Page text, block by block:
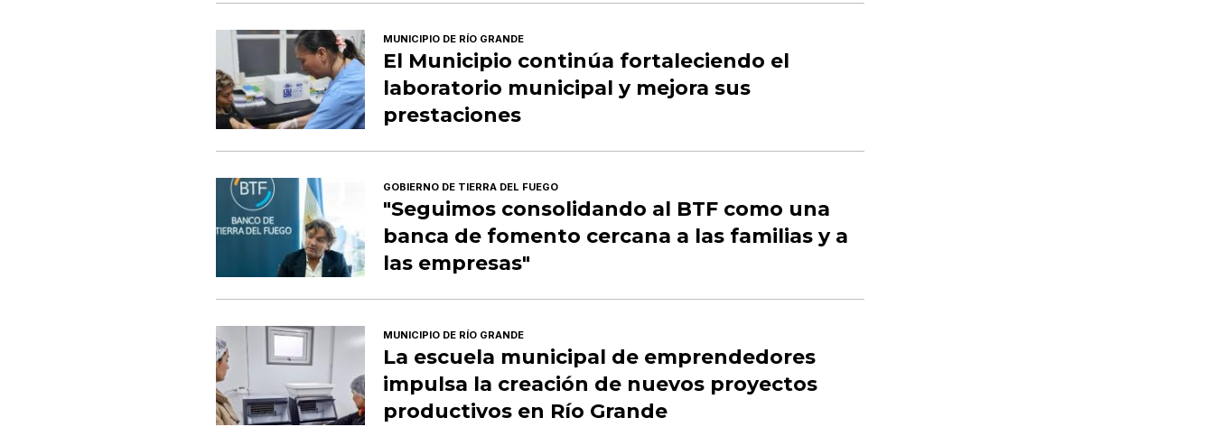
MUNICIPIO DE RÍO GRANDE
El Municipio continúa fortaleciendo el
laboratorio municipal y mejora sus
prestaciones
GOBIERNO DE TIERRA DEL FUEGO
"Seguimos consolidando al BTF como una
banca de fomento cercana a las familias y a
las empresas"
MUNICIPIO DE RÍO GRANDE
La escuela municipal de emprendedores
impulsa la creación de nuevos proyectos
productivos en Río Grande